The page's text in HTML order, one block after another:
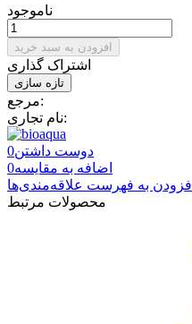
ناموجود
افزودن به سبد خرید
اشتراک گذاری
مرجع:
نام تجاری:
دوست داشتن0
اضافه به مقایسه0
افزودن به فهرست علاقه‌مندی‌ها
محصولات مرتبط